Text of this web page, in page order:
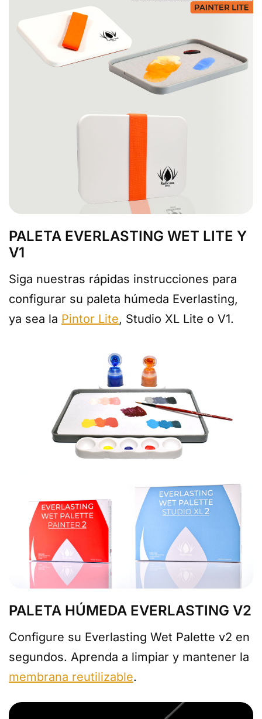
PALETA EVERLASTING WET LITE Y
V1
Siga nuestras rápidas instrucciones para
configurar su paleta húmeda Everlasting,
ya sea la Pintor Lite, Studio XL Lite o V1.
PALETA HÚMEDA EVERLASTING V2
Configure su Everlasting Wet Palette v2 en
segundos. Aprenda a limpiar y mantener la
membrana reutilizable.